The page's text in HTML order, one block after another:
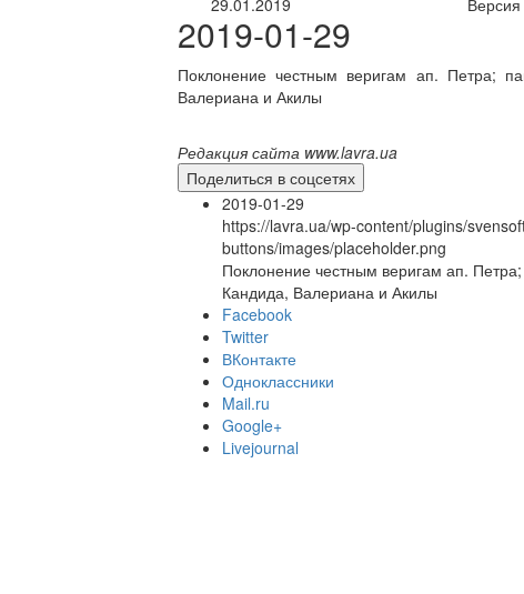
29.01.2019
2019-01-29
Поклонение честным веригам ап. Петра;
Валериана и Акилы
Редакция сайта www.lavra.ua
Поделиться в соцсетях
2019-01-29
https://lavra.ua/wp-content/plugins/
buttons/images/placeholder.png
Поклонение честным веригам ап.
Кандида, Валериана и Акилы
Facebook
Twitter
ВКонтакте
Одноклассники
Mail.ru
Google+
Livejournal